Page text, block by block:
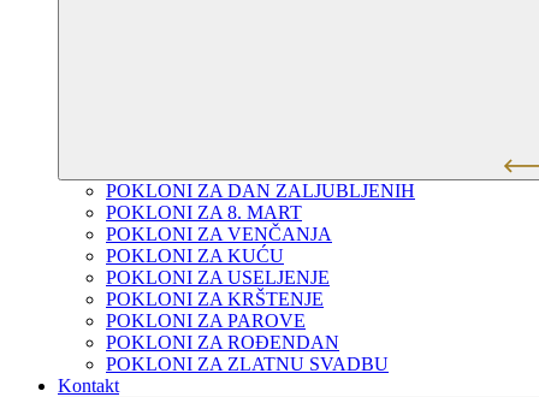
POKLONI ZA DAN ZALJUBLJENIH
POKLONI ZA 8. MART
POKLONI ZA VENČANJA
POKLONI ZA KUĆU
POKLONI ZA USELJENJE
POKLONI ZA KRŠTENJE
POKLONI ZA PAROVE
POKLONI ZA ROĐENDAN
POKLONI ZA ZLATNU SVADBU
Kontakt